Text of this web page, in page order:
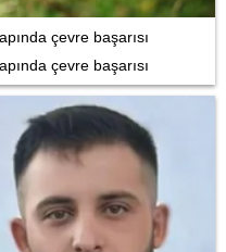
çevre başarısı
çevre başarısı